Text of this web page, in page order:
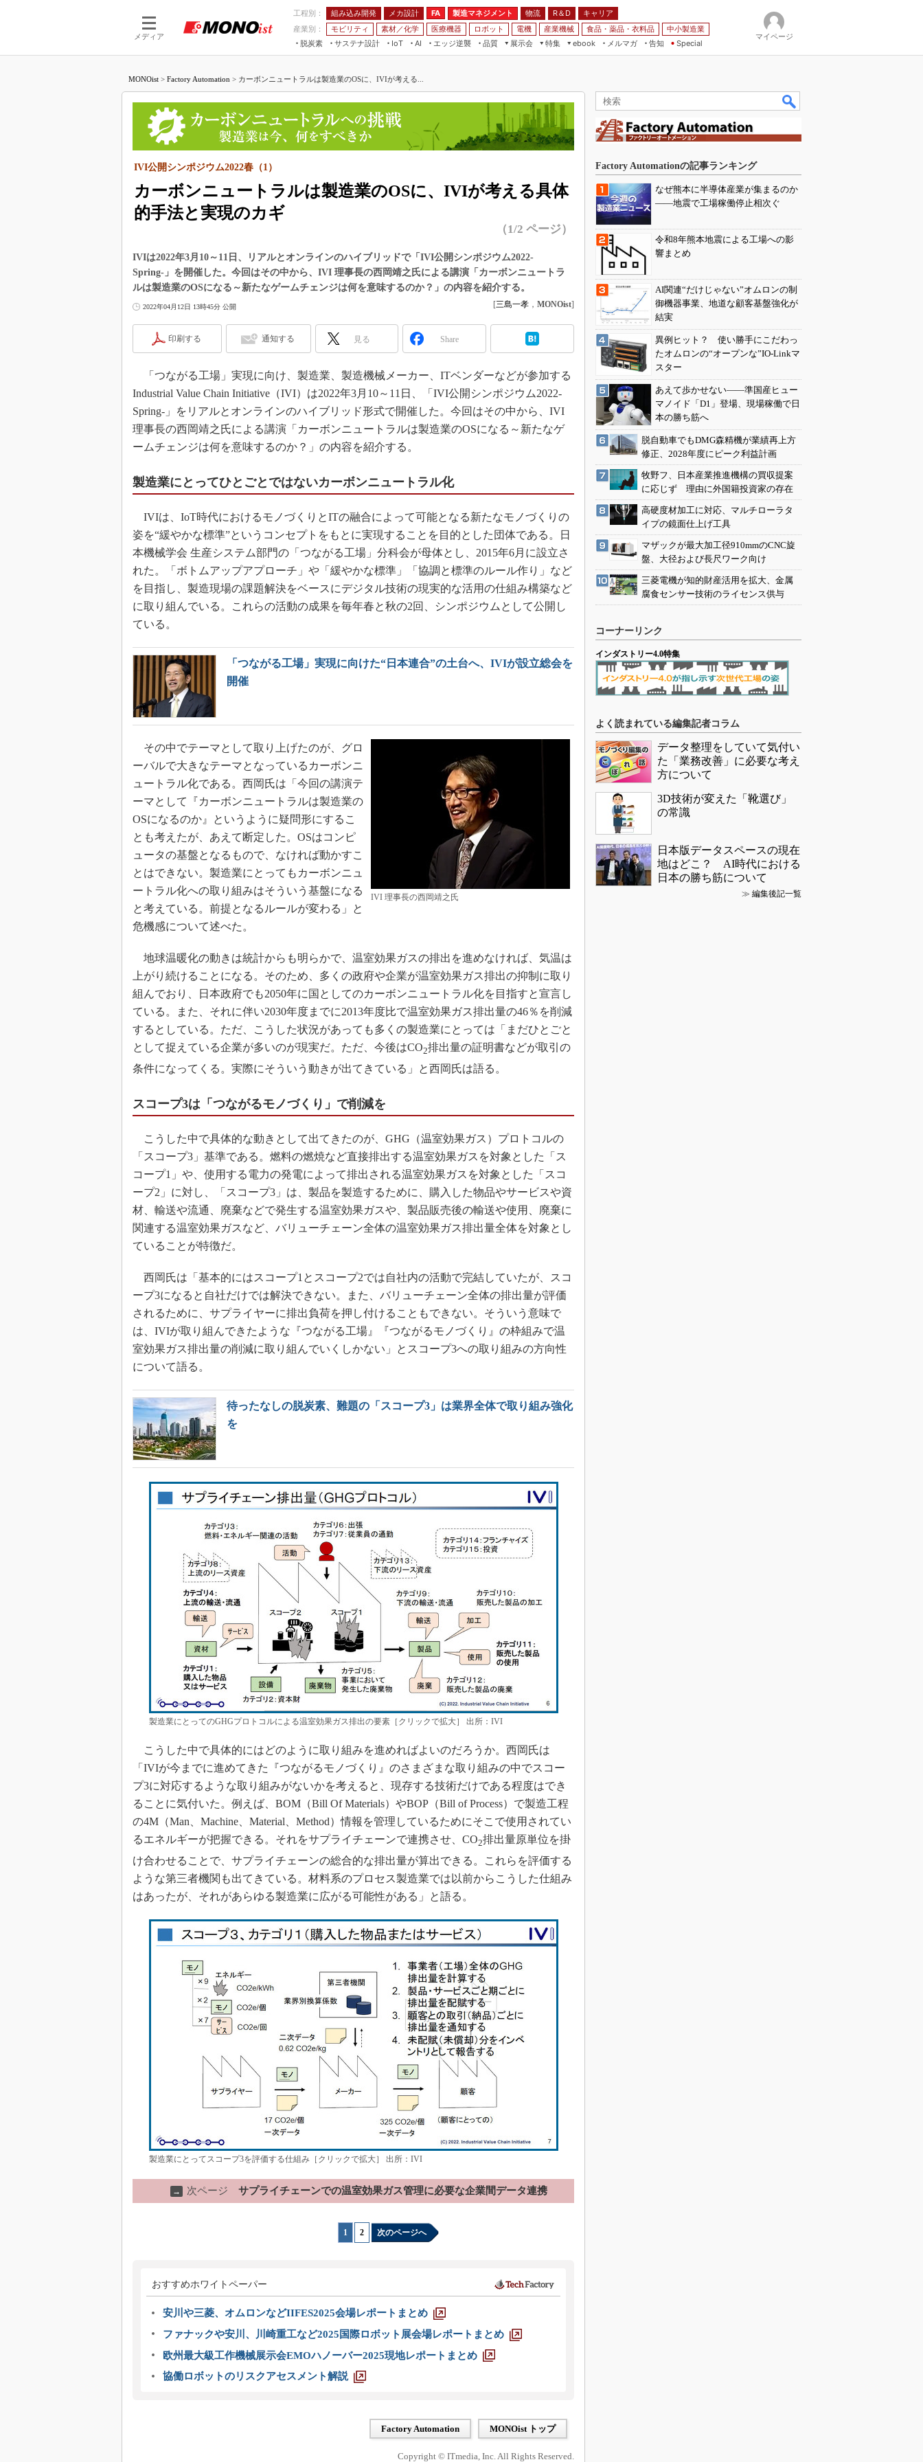
メディア
工程別： 組み込み開発 メカ設計 FA 製造マネジメント 物流 R＆D
キャリア
産業別：
モビリティ 素材／化学 医療機器 ロボット 電機 産業機械 食品・薬品・衣料品
中小製造業
脱炭素
サステナ設計
IoT
つながる工場
つながるサービス
AI
AI×設備保全
Physical AI
エッジ逆襲 品質
展示会
JIMTOF
組込み/エッジ コンピューティング
展＆IoT/5Gソリューション展
国際ロボット展
TECHNO-FRONTIER
EdgeTech+
日本ものづくりワールド
特集
つながるクルマ
5G
フィールドサービス
組み込み画像技術
ISO26262
無償設計ツール
デジタルツインとCAE
S＆OP
インダストリー4.0
イノベーション
製造業ビッグデータ
知財マネジメント
グローバル設計・開発
制御セキュリティ
新型コロナへの対応
ebook
製造マネジメント
FA
モビリティ
メルマガ
告知 Special
マイページ
MONOist > Factory Automation > カーボンニュートラルは製造業のOSに、IVIが考える...
カーボンニュートラルは製造業のOSに、IVIが考える具体
的手法と実現のカギ
IVI公開シンポジウム2022春（1）
（1/2 ページ）
IVIは2022年3月10～11日、リアルとオンラインのハイブリッドで「IVI公開シンポジウム2022-
Spring-」を開催した。今回はその中から、IVI 理事長の西岡靖之氏による講演「カーボンニュートラ
ルは製造業のOSになる～新たなゲームチェンジは何を意味するのか？」の内容を紹介する。
2022年04月12日 13時45分 公開 [三島一孝 ， MONOist]
印刷する 通知する 見る Share
「つながる工場」実現に向け、製造業、製造機械メーカー、ITベンダーなどが参加する
Industrial Value Chain Initiative（IVI）は2022年3月10～11日、「IVI公開シンポジウム2022-
Spring-」をリアルとオンラインのハイブリッド形式で開催した。今回はその中から、IVI
理事長の西岡靖之氏による講演「カーボンニュートラルは製造業のOSになる～新たなゲ
ームチェンジは何を意味するのか？」の内容を紹介する。
製造業にとってひとごとではないカーボンニュートラル化
IVIは、IoT時代におけるモノづくりとITの融合によって可能となる新たなモノづくりの
姿を“緩やかな標準”というコンセプトをもとに実現することを目的とした団体である。日
本機械学会 生産システム部門の「つながる工場」分科会が母体とし、2015年6月に設立さ
れた。「ボトムアップアプローチ」や「緩やかな標準」「協調と標準のルール作り」など
を目指し、製造現場の課題解決をベースにデジタル技術の現実的な活用の仕組み構築など
に取り組んでいる。これらの活動の成果を毎年春と秋の2回、シンポジウムとして公開し
ている。
「つながる工場」実現に向けた“日本連合”の土台へ、IVIが設立総会を
開催
IVI 理事長の西岡靖之氏
その中でテーマとして取り上げたのが、グロ
ーバルで大きなテーマとなっているカーボンニ
ュートラル化である。西岡氏は「今回の講演テ
ーマとして『カーボンニュートラルは製造業の
OSになるのか』というように疑問形にするこ
とも考えたが、あえて断定した。OSはコンピ
ュータの基盤となるもので、なければ動かすこ
とはできない。製造業にとってもカーボンニュ
ートラル化への取り組みはそういう基盤になる
と考えている。前提となるルールが変わる」と
危機感について述べた。
地球温暖化の動きは統計からも明らかで、温室効果ガスの排出を進めなければ、気温は
上がり続けることになる。そのため、多くの政府や企業が温室効果ガス排出の抑制に取り
組んでおり、日本政府でも2050年に国としてのカーボンニュートラル化を目指すと宣言し
ている。また、それに伴い2030年度までに2013年度比で温室効果ガス排出量の46％を削減
するとしている。ただ、こうした状況があっても多くの製造業にとっては「まだひとごと
として捉えている企業が多いのが現実だ。ただ、今後はCO2排出量の証明書などが取引の
条件になってくる。実際にそういう動きが出てきている」と西岡氏は語る。
スコープ3は「つながるモノづくり」で削減を
こうした中で具体的な動きとして出てきたのが、GHG（温室効果ガス）プロトコルの
「スコープ3」基準である。燃料の燃焼など直接排出する温室効果ガスを対象とした「ス
コープ1」や、使用する電力の発電によって排出される温室効果ガスを対象とした「スコ
ープ2」に対し、「スコープ3」は、製品を製造するために、購入した物品やサービスや資
材、輸送や流通、廃棄などで発生する温室効果ガスや、製品販売後の輸送や使用、廃棄に
関連する温室効果ガスなど、バリューチェーン全体の温室効果ガス排出量全体を対象とし
ていることが特徴だ。
西岡氏は「基本的にはスコープ1とスコープ2では自社内の活動で完結していたが、スコ
ープ3になると自社だけでは解決できない。また、バリューチェーン全体の排出量が評価
されるために、サプライヤーに排出負荷を押し付けることもできない。そういう意味で
は、IVIが取り組んできたような『つながる工場』『つながるモノづくり』の枠組みで温
室効果ガス排出量の削減に取り組んでいくしかない」とスコープ3への取り組みの方向性
について語る。
待ったなしの脱炭素、難題の「スコープ3」は業界全体で取り組み強化
を
製造業にとってのGHGプロトコルによる温室効果ガス排出の要素［クリックで拡大］ 出所：IVI
こうした中で具体的にはどのように取り組みを進めればよいのだろうか。西岡氏は
「IVIが今までに進めてきた『つながるモノづくり』のさまざまな取り組みの中でスコー
プ3に対応するような取り組みがないかを考えると、現存する技術だけである程度はでき
ることに気付いた。例えば、BOM（Bill Of Materials）やBOP（Bill of Process）で製造工程
の4M（Man、Machine、Material、Method）情報を管理しているためにそこで使用されてい
るエネルギーが把握できる。それをサプライチェーンで連携させ、CO2排出量原単位を掛
け合わせることで、サプライチェーンの総合的な排出量が算出できる。これらを評価する
ような第三者機関も出てきている。材料系のプロセス製造業では以前からこうした仕組み
はあったが、それがあらゆる製造業に広がる可能性がある」と語る。
製造業にとってスコープ3を評価する仕組み［クリックで拡大］ 出所：IVI
→ 次ページ サプライチェーンでの温室効果ガス管理に必要な企業間データ連携
1 2 次のページへ
おすすめホワイトペーパー
安川や三菱、オムロンなどIIFES2025会場レポートまとめ
ファナックや安川、川崎重工など2025国際ロボット展会場レポートまとめ
欧州最大級工作機械展示会EMOハノーバー2025現地レポートまとめ
協働ロボットのリスクアセスメント解説
Factory Automation MONOist トップ
Copyright © ITmedia, Inc. All Rights Reserved.
Factory Automationの記事ランキング
なぜ熊本に半導体産業が集まるのか
――地震で工場稼働停止相次ぐ
令和8年熊本地震による工場への影
響まとめ
AI関連“だけじゃない”オムロンの制
御機器事業、地道な顧客基盤強化が
結実
異例ヒット？ 使い勝手にこだわっ
たオムロンの“オープンな”IO-Linkマ
スター
あえて歩かせない――準国産ヒュー
マノイド「D1」登場、現場稼働で日
本の勝ち筋へ
脱自動車でもDMG森精機が業績再上方
修正、2028年度にピーク利益計画
牧野フ、日本産業推進機構の買収提案
に応じず 理由に外国籍投資家の存在
高硬度材加工に対応、マルチローラタ
イプの鏡面仕上げ工具
マザックが最大加工径910mmのCNC旋
盤、大径および長尺ワーク向け
三菱電機が知的財産活用を拡大、金属
腐食センサー技術のライセンス供与
コーナーリンク
インダストリー4.0特集
よく読まれている編集記者コラム
データ整理をしていて気付い
た「業務改善」に必要な考え
方について
3D技術が変えた「靴選び」
の常識
日本版データスペースの現在
地はどこ？ AI時代における
日本の勝ち筋について
≫ 編集後記一覧